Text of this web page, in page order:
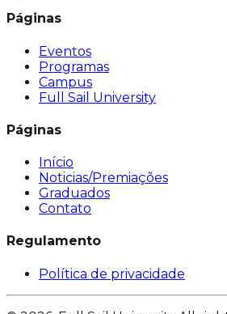
Páginas
Eventos
Programas
Campus
Full Sail University
Páginas
Início
Noticias/Premiações
Graduados
Contato
Regulamento
Política de privacidade